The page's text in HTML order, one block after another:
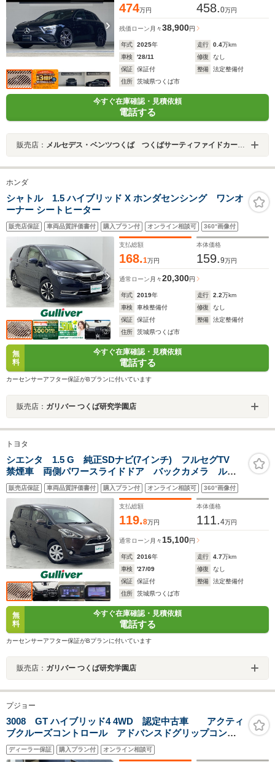
474万円 458.0万円
残価ローン 月々38,900円
年式 2025年 走行 0.4万km
車検
'28/11 修復
なし
保証
保証付 整備
法定整備付
住所
茨城県つくば市
今すぐ在庫確認・見積依頼
電話する
販売店： メルセデス・ベンツつくば つくばサーティファイドカーセンター
ホンダ
シャトル 1.5 ハイブリッド X ホンダセンシング ワンオ
ーナー シートヒーター
販売店保証 車両品質評価書付 購入プラン付 オンライン相談可 360°画像付
支払総額
168.1万円
本体価格
159.9万円
通常ローン 月々20,300円
年式 2019年 走行 2.2万km
車検
車検整備付 修復
なし
保証
保証付 整備
法定整備付
住所
茨城県つくば市
無
料
今すぐ在庫確認・見積依頼
電話する
カーセンサーアフター保証がBプランに付いています
販売店： ガリバー つくば研究学園店
トヨタ
シエンタ 1.5 G 純正SDナビ(7インチ) フルセグTV
禁煙車 両側パワースライドドア バックカメラ ルー
フレール 3列シート LEDヘッドライト スマートキ
ー ドライブレコーダー 純正アルミ アイドリングス
トップ
販売店保証 車両品質評価書付 購入プラン付 オンライン相談可 360°画像付
支払総額
119.8万円
本体価格
111.4万円
通常ローン 月々 15,100円
年式 2016年 走行 4.7万km
車検
'27/09 修復
なし
保証
保証付 整備
法定整備付
住所
茨城県つくば市
無
料
今すぐ在庫確認・見積依頼
電話する
カーセンサーアフター保証がBプランに付いています
販売店： ガリバー つくば研究学園店
プジョー
3008 GT ハイブリッド4 4WD 認定中古車 アクティ
ブクルーズコントロール アドバンスドグリップコント
ロール ブラインドスポットモニター ステアリングパ
ドルシフト 電動テールゲート Bluetooth ETC車載器
ディーラー保証 購入プラン付 オンライン相談可